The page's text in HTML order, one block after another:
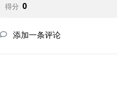
得分 0
添加一条评论